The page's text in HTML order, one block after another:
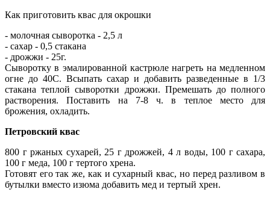
Как приготовить квас для окрошки
- молочная сыворотка - 2,5 л
- сахар - 0,5 стакана
- дрожжи - 25г.
Сыворотку в эмалированной кастрюле нагреть на медленном
огне до 40С. Всыпать сахар и добавить разведенные в 1/3
стакана теплой сыворотки дрожжи. Премешать до полного
растворения. Поставить на 7-8 ч. в теплое место для
брожения, охладить.
Петровский квас
800 г ржаных сухарей, 25 г дрожжей, 4 л воды, 100 г сахара,
100 г меда, 100 г тертого хрена.
Готовят его так же, как и сухарный квас, но перед разливом в
бутылки вместо изюма добавить мед и тертый хрен.